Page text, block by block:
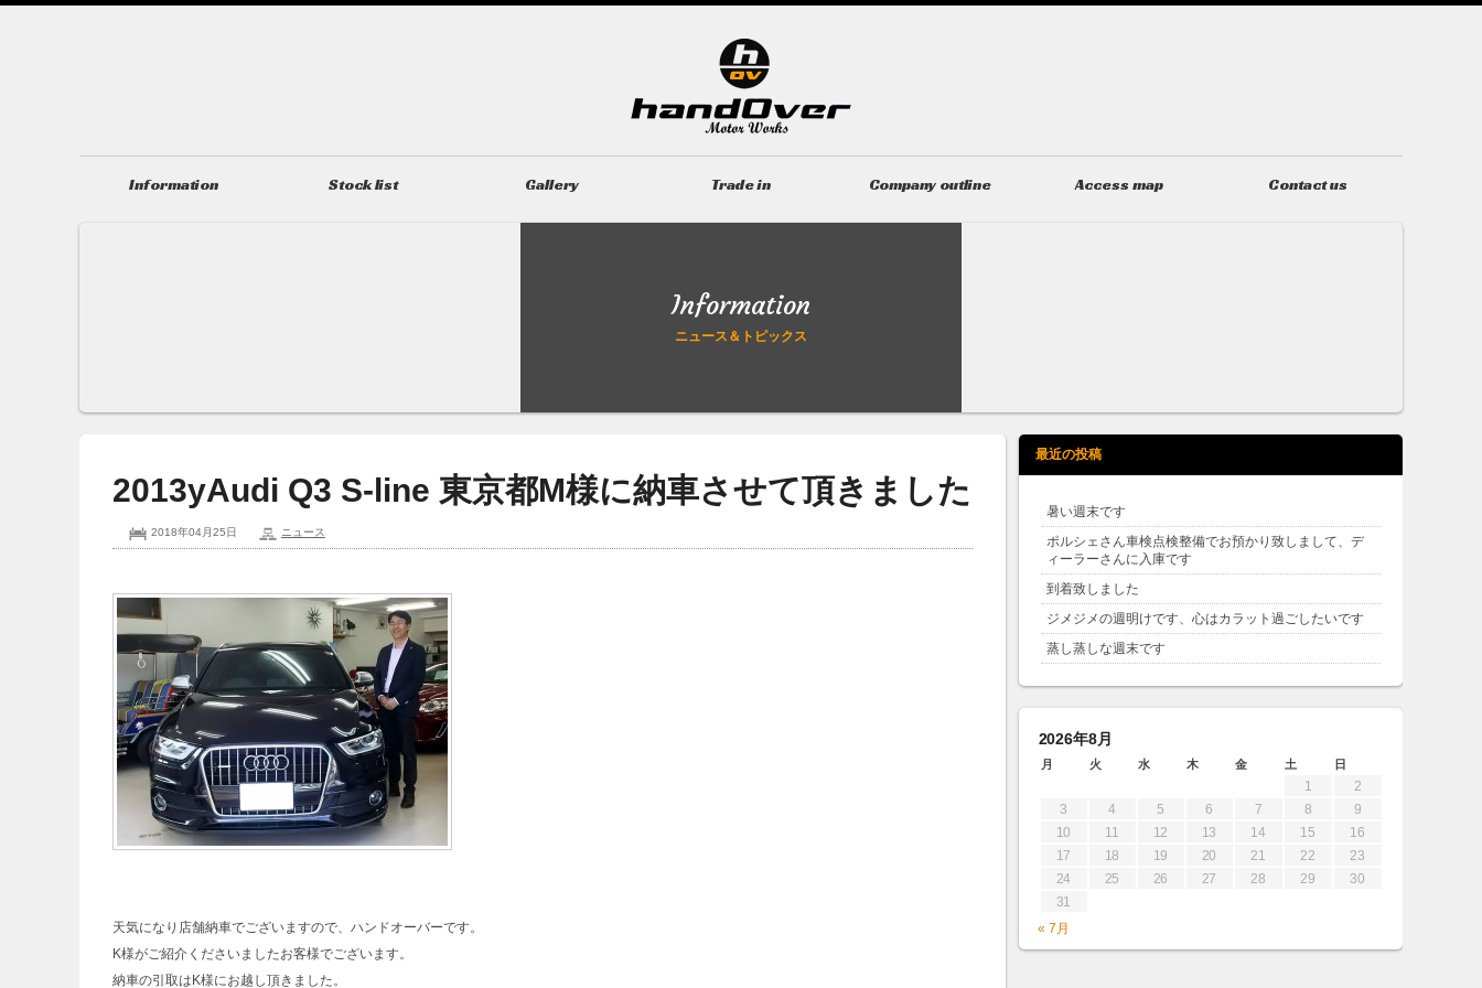
Information Stock list Gallery Trade in Company outline Access map Contact us
Information
ニュース＆トピックス
2013yAudi Q3 S-line 東京都M様に納車させて頂きました
2018年04月25日 ニュース
天気になり店舗納車でございますので、ハンドオーバーです。
K様がご紹介くださいましたお客様でございます。
納車の引取はK様にお越し頂きました。
最近の投稿
暑い週末です
ポルシェさん車検点検整備でお預かり致しまして、デ
ィーラーさんに入庫です
到着致しました
ジメジメの週明けです、心はカラット過ごしたいです
蒸し蒸しな週末です
2026年8月
月 火 水 木 金 土 日
1
2
3
4 5 6 7 8
9
10
11 12 13 14 15
16
17
18 19 20 21 22
23
24
25 26 27 28 29
30
31
« 7月